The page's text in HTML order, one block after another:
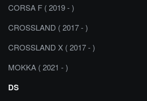
CORSA F ( 2019 - )
CROSSLAND ( 2017 - )
CROSSLAND X ( 2017 - )
MOKKA ( 2021 - )
DS